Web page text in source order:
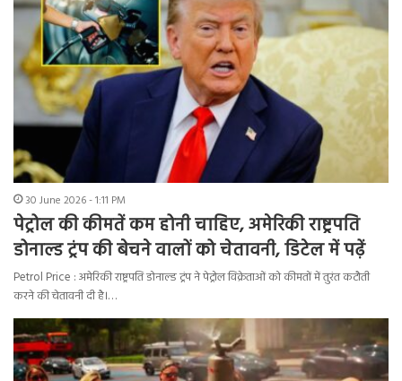
30 June 2026 - 1:11 PM
पेट्रोल की कीमतें कम होनी चाहिए, अमेरिकी राष्ट्रपति
डोनाल्ड ट्रंप की बेचने वालों को चेतावनी, डिटेल में पढ़ें
Petrol Price : अमेरिकी राष्ट्रपति डोनाल्ड ट्रंप ने पेट्रोल विक्रेताओं को कीमतों में तुरंत कटौती
करने की चेतावनी दी है।…